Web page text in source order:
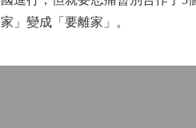
家」變成「要離家」。